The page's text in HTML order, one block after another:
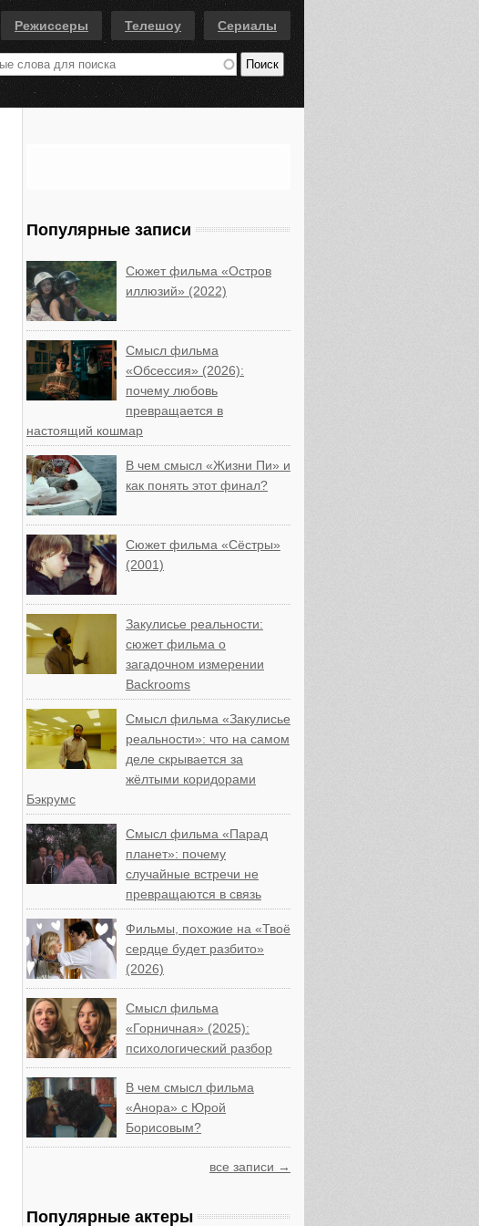
Режиссеры Телешоу Сериалы
Популярные записи
Сюжет фильма «Остров
иллюзий» (2022)
Смысл фильма
«Обсессия» (2026):
почему любовь
превращается в
настоящий кошмар
В чем смысл «Жизни Пи» и
как понять этот финал?
Сюжет фильма «Сёстры»
(2001)
Закулисье реальности:
сюжет фильма о
загадочном измерении
Backrooms
Смысл фильма «Закулисье
реальности»: что на самом
деле скрывается за
жёлтыми коридорами
Бэкрумс
Смысл фильма «Парад
планет»: почему
случайные встречи не
превращаются в связь
Фильмы, похожие на «Твоё
сердце будет разбито»
(2026)
Смысл фильма
«Горничная» (2025):
психологический разбор
В чем смысл фильма
«Анора» с Юрой
Борисовым?
все записи →
Популярные актеры